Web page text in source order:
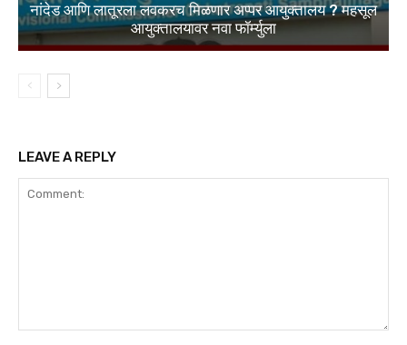
नांदेड आणि लातूरला लवकरच मिळणार अप्पर आयुक्तालय ? महसूल
आयुक्तालयावर नवा फॉर्म्युला
LEAVE A REPLY